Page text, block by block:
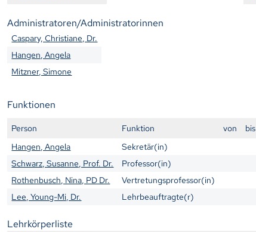
Administratoren/Administratorinnen
Caspary, Christiane, Dr.
Hangen, Angela
Mitzner, Simone
Funktionen
Person Funktion von bis
Hangen, Angela
Sekretär(in)
Schwarz, Susanne, Prof. Dr.
Professor(in)
Rothenbusch, Nina, PD Dr.
Vertretungsprofessor(in)
Lee, Young-Mi, Dr.
Lehrbeauftragte(r)
Lehrkörperliste